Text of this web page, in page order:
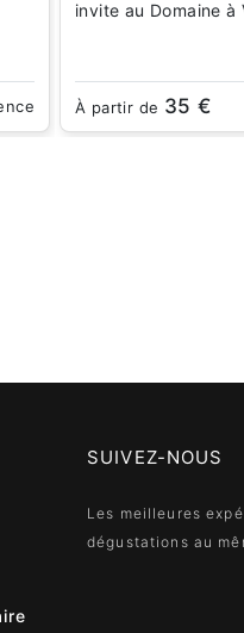
invite au Domaine à
À partir de 35 €
SUIVEZ-NOUS
Les meilleures
dégustations au